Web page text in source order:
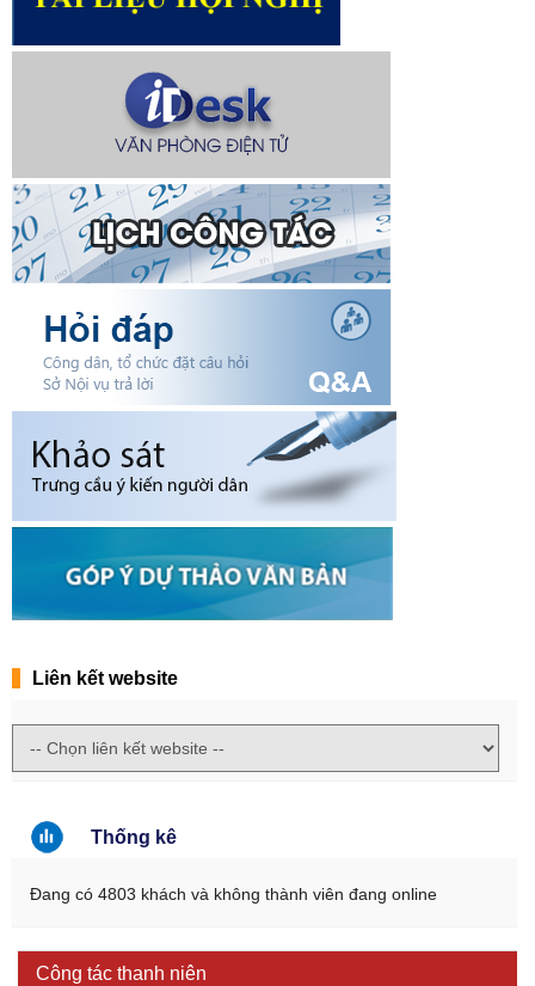
Liên kết website
Thống kê
Đang có 4803 khách và không thành viên đang online
Công tác thanh niên